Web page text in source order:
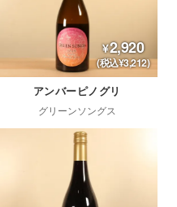
2,920
(税込¥3,212)
アンバーピノグリ
グリーンソングス